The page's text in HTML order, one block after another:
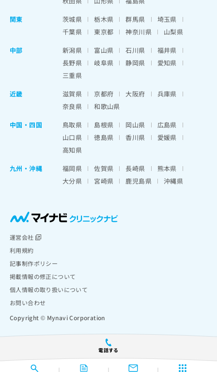
電話する
関東
茨城県 栃木県 群馬県
埼玉県
千葉県
東京都 神奈川県
山梨県
中部
新潟県 富山県 石川県
福井県
長野県
岐阜県 静岡県
愛知県
三重県
近畿
滋賀県 京都府 大阪府
兵庫県
奈良県
和歌山県
中国・四国
鳥取県 島根県 岡山県
広島県
山口県
徳島県 香川県
愛媛県
高知県
九州・沖縄
福岡県 佐賀県 長崎県
熊本県
大分県
宮崎県 鹿児島県 沖縄県
運営会社
利用規約
記事制作ポリシー
掲載情報の修正について
個人情報の取り扱いについて
お問い合わせ
Copyright © Mynavi Corporation